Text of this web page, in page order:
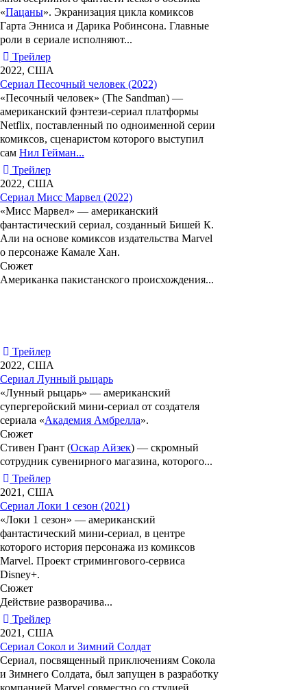
«Пацаны». Экранизация цикла комиксов
Гарта Энниса и Дарика Робинсона. Главные
роли в сериале исполняют...
Трейлер
2022, США
Сериал Песочный человек (2022)
«Песочный человек» (The Sandman) —
американский фэнтези-сериал платформы
Netflix, поставленный по одноименной серии
комиксов, сценаристом которого выступил
сам Нил Гейман...
Трейлер
2022, США
Сериал Мисс Марвел (2022)
«Мисс Марвел» — американский
фантастический сериал, созданный Бишей К.
Али на основе комиксов издательства Marvel
о персонаже Камале Хан.
Сюжет
Американка пакистанского происхождения...
Трейлер
2022, США
Сериал Лунный рыцарь
«Лунный рыцарь» — американский
супергеройский мини-сериал от создателя
сериала «Академия Амбрелла».
Сюжет
Стивен Грант (Оскар Айзек) — скромный
сотрудник сувенирного магазина, которого...
Трейлер
2021, США
Сериал Локи 1 сезон (2021)
«Локи 1 сезон» — американский
фантастический мини-сериал, в центре
которого история персонажа из комиксов
Marvel. Проект стримингового-сервиса
Disney+.
Сюжет
Действие разворачива...
Трейлер
2021, США
Сериал Сокол и Зимний Солдат
Сериал, посвященный приключениям Сокола
и Зимнего Солдата, был запущен в разработку